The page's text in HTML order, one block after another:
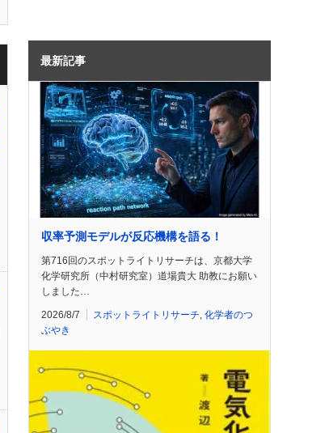
最新記事
収率予測モデルが反応機構を語る！
第716回のスポットライトリサーチは、京都大学
化学研究所（中村研究室）道場貴大 助教にお願い
しました…
2026/8/7 スポットライトリサーチ 化学者のつ
ぶやき